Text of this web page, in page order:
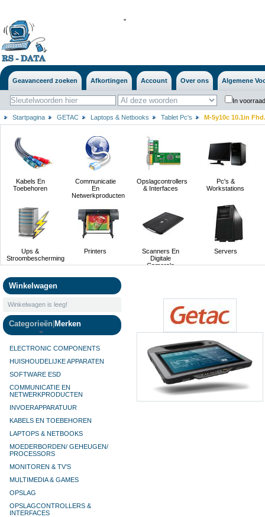
''
Geavanceerd zoeken Afkortingen Account Over ons Algemene
In
Startpagina GETAC Laptops & Netbooks Tablet Pc's M-5y10c 10.1in
Kabels En
Toebehoren
Communicatie
En
Netwerkproducten
Opslagcontrollers
& Interfaces
Pc's &
Workstations
Ups &
Stroombescherming
Printers
Scanners En
Digitale
Camera's
Servers
Winkelwagen
Winkelwagen is leeg!
Categorieën Merken
ELECTRONIC COMPONENTS
HUISHOUDELIJKE APPARATEN
SOFTWARE ESD
COMMUNICATIE EN
NETWERKPRODUCTEN
INVOERAPPARATUUR
KABELS EN TOEBEHOREN
LAPTOPS & NETBOOKS
MOEDERBORDEN/ GEHEUGEN/
PROCESSORS
MONITOREN & TV’S
MULTIMEDIA & GAMES
OPSLAG
OPSLAGCONTROLLERS &
INTERFACES